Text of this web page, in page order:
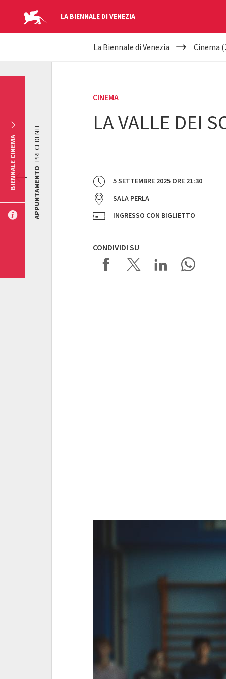
LA BIENNALE DI VENEZIA
YOUR
La Biennale di Venezia Cinema
CINEMA
LA VALLE DEI
5 SETTEMBRE 2025 ORE 21:30
SALA PERLA
INGRESSO CON BIGLIETTO
CONDIVIDI SU
APPUNTAMENTO
PRECEDENTE
BIENNALE CINEMA